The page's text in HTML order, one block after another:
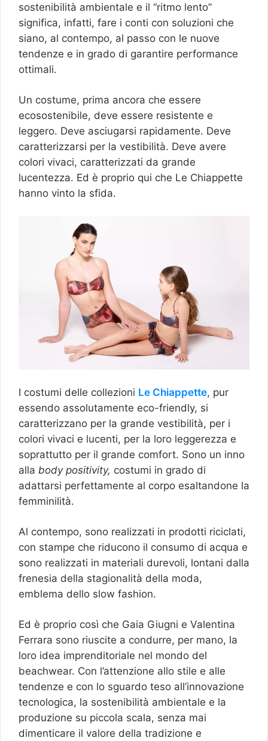
sostenibilità ambientale e il “ritmo lento”
significa, infatti, fare i conti con soluzioni che
siano, al contempo, al passo con le nuove
tendenze e in grado di garantire performance
ottimali.
Un costume, prima ancora che essere
ecosostenibile, deve essere resistente e
leggero. Deve asciugarsi rapidamente. Deve
caratterizzarsi per la vestibilità. Deve avere
colori vivaci, caratterizzati da grande
lucentezza. Ed è proprio qui che Le Chiappette
hanno vinto la sfida.
I costumi delle collezioni Le Chiappette, pur
essendo assolutamente eco-friendly, si
caratterizzano per la grande vestibilità, per i
colori vivaci e lucenti, per la loro leggerezza e
soprattutto per il grande comfort. Sono un inno
alla body positivity, costumi in grado di
adattarsi perfettamente al corpo esaltandone la
femminilità.
Al contempo, sono realizzati in prodotti riciclati,
con stampe che riducono il consumo di acqua e
sono realizzati in materiali durevoli, lontani dalla
frenesia della stagionalità della moda,
emblema dello slow fashion.
Ed è proprio così che Gaia Giugni e Valentina
Ferrara sono riuscite a condurre, per mano, la
loro idea imprenditoriale nel mondo del
beachwear. Con l’attenzione allo stile e alle
tendenze e con lo sguardo teso all’innovazione
tecnologica, la sostenibilità ambientale e la
produzione su piccola scala, senza mai
dimenticare il valore della tradizione e